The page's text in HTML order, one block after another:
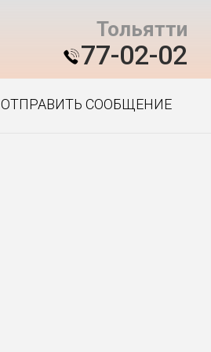
Тольятти
77-02-02
ОТПРАВИТЬ СООБЩЕНИЕ